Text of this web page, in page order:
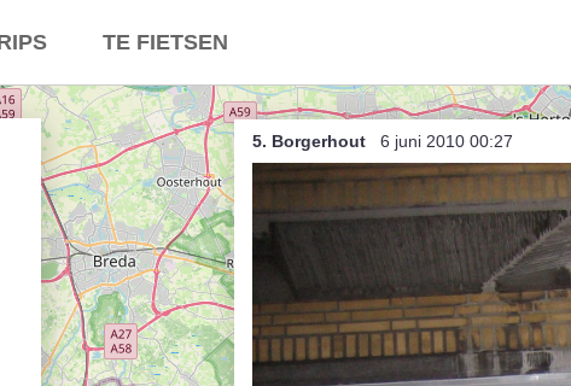
/ Duitsland / Nederland
tocht
Boxes
TE FIETSEN
Overtroffen (onzuivere) Trap
België in Nederland
Nederland in België
Een eindje breien
Dhr. Dries (bis)
Lettertje anders
5. Borgerhout 6 juni 2010 00:27